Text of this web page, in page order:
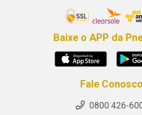
Baixe o APP da
Fale Conosco
0800 426-